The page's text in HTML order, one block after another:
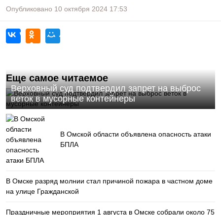
Опубликовано 10 октября 2024 17:53
Еще самое читаемое
Верховный суд подтвердил запрет на выброс
веток в мусорные контейнеры
В Омской области объявлена опасность атаки
БПЛА
В Омске разряд молнии стал причиной пожара в частном доме
на улице Гражданской
Праздничные мероприятия 1 августа в Омске собрали около 75